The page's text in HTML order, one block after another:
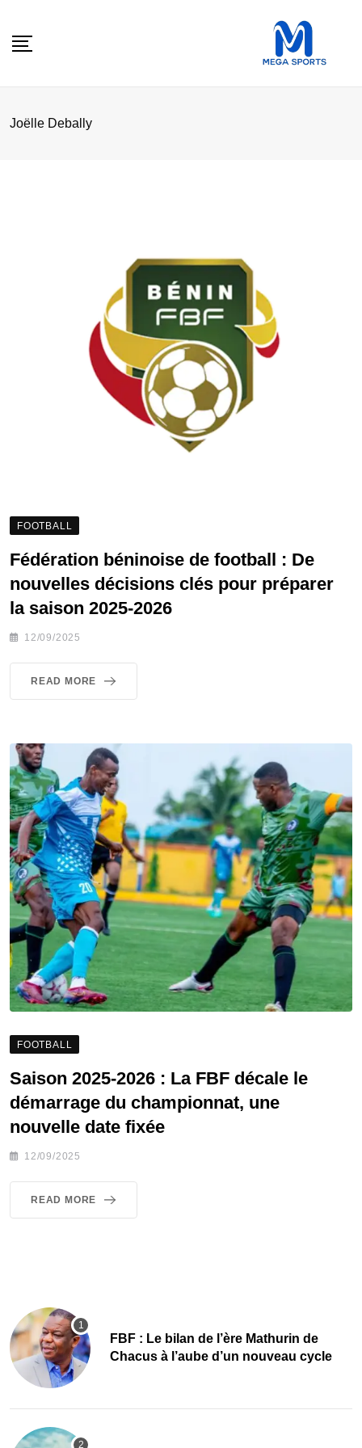
Joëlle Debally
FOOTBALL
Fédération béninoise de football : De
nouvelles décisions clés pour préparer
la saison 2025-2026
12/09/2025
READ MORE
FOOTBALL
Saison 2025-2026 : La FBF décale le
démarrage du championnat, une
nouvelle date fixée
12/09/2025
READ MORE
FBF : Le bilan de l’ère Mathurin de
Chacus à l’aube d’un nouveau cycle